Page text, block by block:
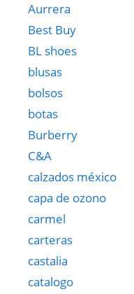
Aurrera
Best Buy
BL shoes
blusas
bolsos
botas
Burberry
C&A
calzados méxico
capa de ozono
carmel
carteras
castalia
catalogo